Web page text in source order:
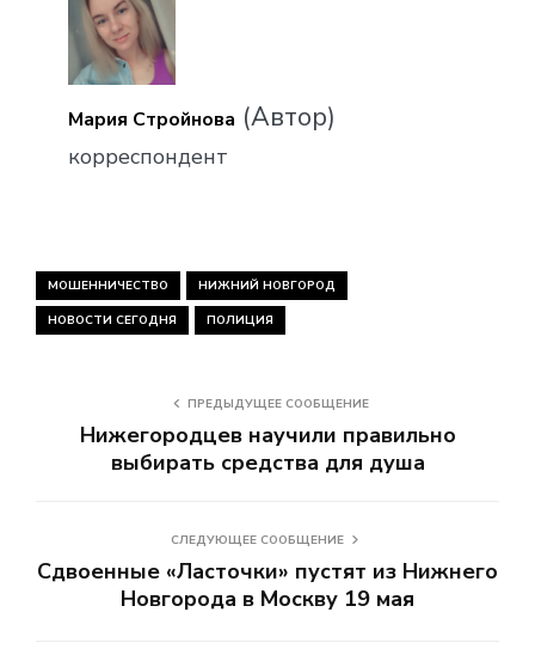
Мария Стройнова (Автор)
корреспондент
МОШЕННИЧЕСТВО НИЖНИЙ НОВГОРОД
НОВОСТИ СЕГОДНЯ ПОЛИЦИЯ
ПРЕДЫДУЩЕЕ СООБЩЕНИЕ
Нижегородцев научили правильно
выбирать средства для душа
СЛЕДУЮЩЕЕ СООБЩЕНИЕ
Сдвоенные «Ласточки» пустят из Нижнего
Новгорода в Москву 19 мая